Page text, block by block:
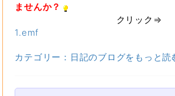
ませんか？
クリッ
1.emf
カテゴリー：日記のブログをもっと読